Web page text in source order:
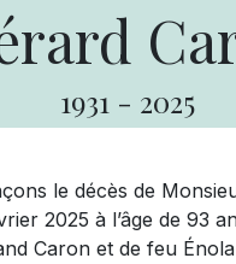
1931 - 2025
le décès de
2025 à l’âge de 93
Caron et de feu